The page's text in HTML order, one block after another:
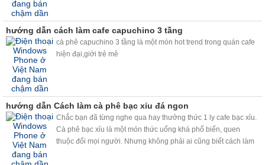
hướng dẫn cách làm cafe capuchino 3 tầng
cà phê capuchino 3 tầng là một món hot trend trong quán cafe
hiện đại,giới trẻ mê
hướng dẫn Cách làm cà phê bạc xỉu đá ngon
Chắc bạn đã từng nghe qua hay thưởng thức 1 ly cafe bạc xỉu.
Cà phê bạc xỉu là một món thức uống khá phổ biến, quen
thuộc đối mọi người. Nhưng không phải ai cũng biết cách làm